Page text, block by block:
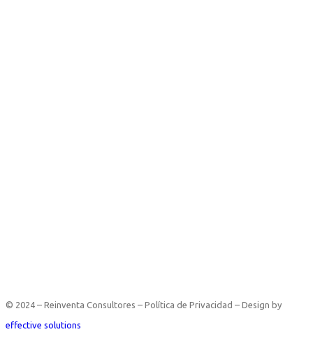
© 2024 – Reinventa Consultores – Política de Privacidad – Design by
effective solutions